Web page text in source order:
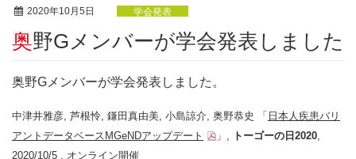
2020年10月5日 学会発表
奥野Gメンバーが学会発表しました
奥野Gメンバーが学会発表しました。
中津井雅彦, 芦根怜, 鎌田真由美, 小島諒介, 奥野恭史 「 日本人疾患バリ
アントデータベースMGeNDアップデート
」, トーゴーの日2020,
2020/10/5 , オンライン開催